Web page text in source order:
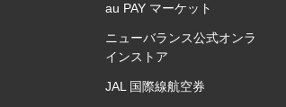
au PAY マーケット
ニューバランス公式オンラ
インストア
JAL 国際線航空券